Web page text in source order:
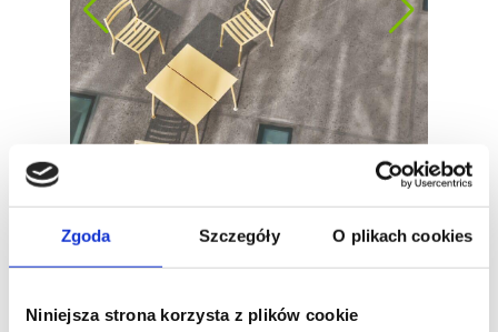
Zgoda Szczegóły O plikach cookies
Niniejsza strona korzysta z plików cookie